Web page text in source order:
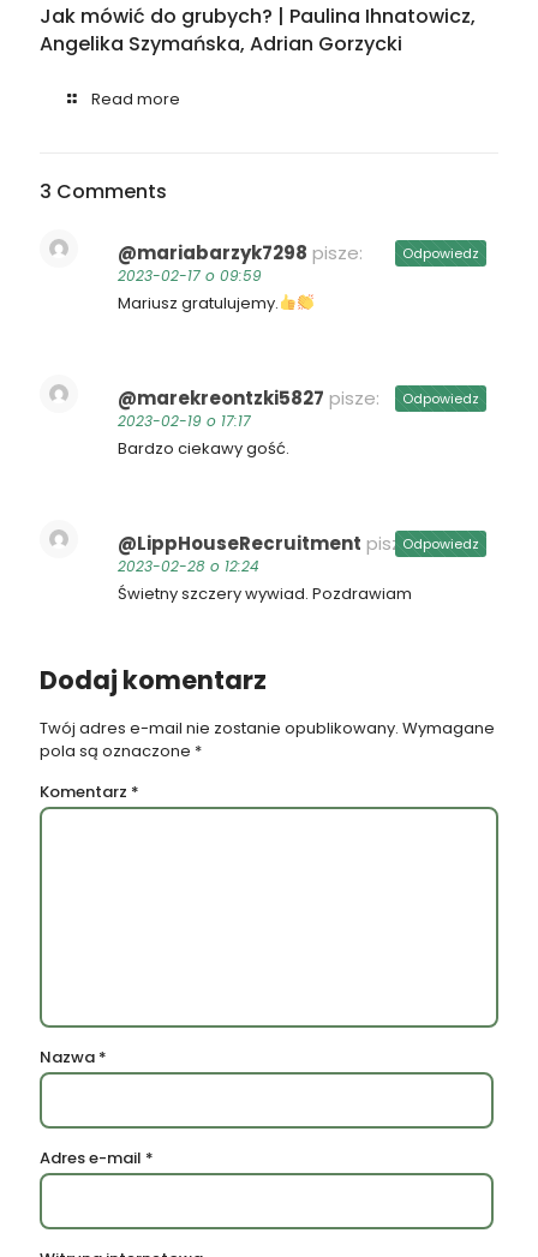
Jak mówić do grubych? | Paulina Ihnatowicz,
Angelika Szymańska, Adrian Gorzycki
Read more
3 Comments
@mariabarzyk7298 pisze:
2023-02-17 o 09:59
Mariusz gratulujemy.
Odpowiedz
@marekreontzki5827 pisze:
2023-02-19 o 17:17
Bardzo ciekawy gość.
Odpowiedz
@LippHouseRecruitment pisze:
2023-02-28 o 12:24
Świetny szczery wywiad. Pozdrawiam
Odpowiedz
Dodaj komentarz
Twój adres e-mail nie zostanie opublikowany. Wymagane
pola są oznaczone *
Komentarz *
Nazwa *
Adres e-mail *